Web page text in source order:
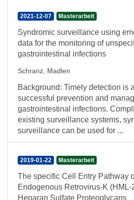
2021-12-07 Masterarbeit
Syndromic surveillance using
data for the monitoring of
gastrointestinal infections
Schranz, Madlen
Background: Timely detection is
successful prevention and
gastrointestinal infections.
existing surveillance systems,
surveillance can be used for ...
2019-01-22 Masterarbeit
The specific Cell Entry Pathway
Endogenous Retrovirus-K
Heparan Sulfate Proteoglycans